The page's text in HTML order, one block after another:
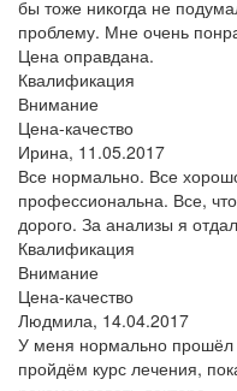
бы тоже никогда не
проблему. Мне очень
Цена оправдана.
Квалификация
Внимание
Цена-качество
Ирина, 11.05.2017
Все нормально. Все
профессиональна. Все,
дорого. За анализы я
Квалификация
Внимание
Цена-качество
Людмила, 14.04.2017
У меня нормально
пройдём курс лечения,